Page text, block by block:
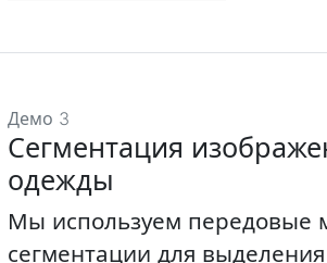
Демо 3
Сегментация
одежды
Мы используем передовые
сегментации для